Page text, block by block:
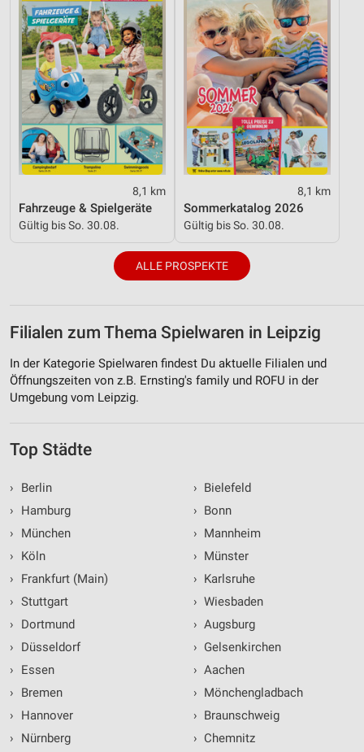
8,1 km
Fahrzeuge & Spielgeräte
Gültig bis So. 30.08.
8,1 km
Sommerkatalog 2026
Gültig bis So. 30.08.
ALLE PROSPEKTE
Filialen zum Thema Spielwaren in Leipzig
In der Kategorie Spielwaren findest Du aktuelle Filialen und
Öffnungszeiten von z.B. Ernsting's family und ROFU in der
Umgebung vom Leipzig.
Top Städte
›
Berlin
›
Hamburg
›
München
›
Köln
›
Frankfurt (Main)
› Stuttgart
›
Dortmund
›
Düsseldorf
›
Essen
›
Bremen
›
Hannover
›
Nürnberg
› Bielefeld
› Bonn
› Mannheim
› Münster
› Karlsruhe
› Wiesbaden
› Augsburg
› Gelsenkirchen
› Aachen
› Mönchengladbach
› Braunschweig
› Chemnitz